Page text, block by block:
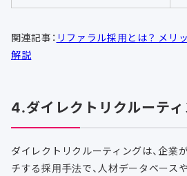
関連記事： リファラル採用とは？ メリ
解説
4.ダイレクトリクルーテ
ダイレクトリクルーティングは、企業
チする採用手法で、人材データベース